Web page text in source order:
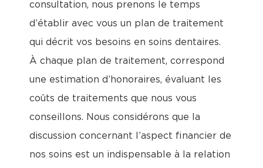
consultation, nous prenons le temps
d’établir avec vous un plan de traitement
qui décrit vos besoins en soins dentaires.
À chaque plan de traitement, correspond
une estimation d’honoraires, évaluant les
coûts de traitements que nous vous
conseillons. Nous considérons que la
discussion concernant l’aspect financier de
nos soins est un indispensable à la relation